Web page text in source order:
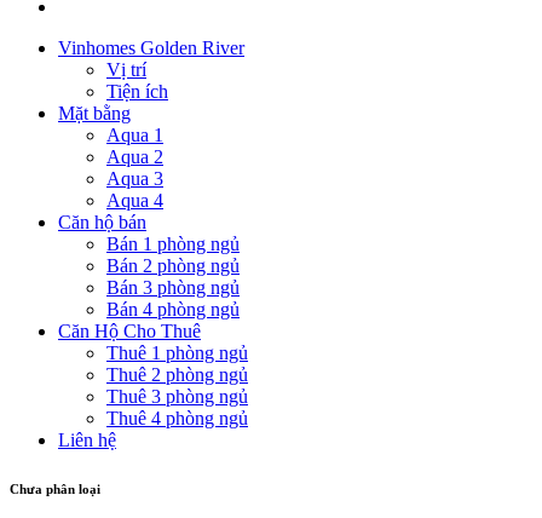
Vinhomes Golden River
Vị trí
Tiện ích
Mặt bằng
Aqua 1
Aqua 2
Aqua 3
Aqua 4
Căn hộ bán
Bán 1 phòng ngủ
Bán 2 phòng ngủ
Bán 3 phòng ngủ
Bán 4 phòng ngủ
Căn Hộ Cho Thuê
Thuê 1 phòng ngủ
Thuê 2 phòng ngủ
Thuê 3 phòng ngủ
Thuê 4 phòng ngủ
Liên hệ
Chưa phân loại